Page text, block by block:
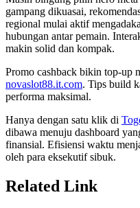
gampang dikuasai,
regional mulai aktif
hubungan antar pemain.
makin solid dan kompak.
Promo cashback bikin top-up
novaslot88.it.com. Tips build
performa maksimal.
Hanya dengan satu klik di
dibawa menuju dashboard
finansial. Efisiensi waktu
oleh para eksekutif sibuk.
Related Link